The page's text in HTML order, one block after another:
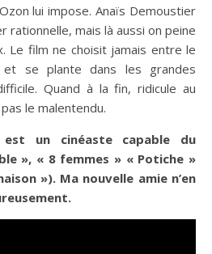
lui impose. Anaïs Demoustier
mais là aussi on peine
Le film ne choisit jamais entre le
se plante dans les grandes
Quand à la fin, ridicule au
le malentendu.
est un cinéaste capable du
», « 8 femmes » « Potiche »
»). Ma nouvelle amie n’en